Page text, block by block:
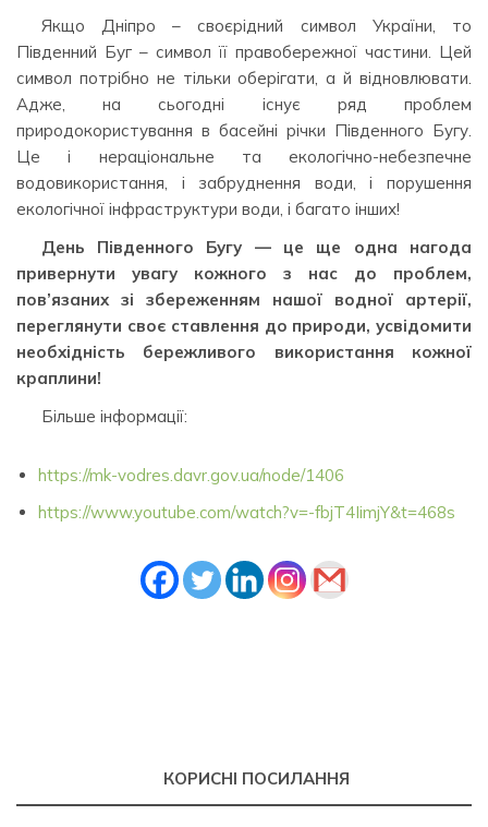
Якщо Дніпро – своєрідний символ України, то
Південний Буг – символ її правобережної частини. Цей
символ потрібно не тільки оберігати, а й відновлювати.
Адже, на сьогодні існує ряд проблем
природокористування в басейні річки Південного Бугу.
Це і нераціональне та екологічно-небезпечне
водовикористання, і забруднення води, і порушення
екологічної інфраструктури води, і багато інших!
День Південного Бугу — це ще одна нагода
привернути увагу кожного з нас до проблем,
пов’язаних зі збереженням нашої водної артерії,
переглянути своє ставлення до природи, усвідомити
необхідність бережливого використання кожної
краплини!
Більше інформації:
https://mk-vodres.davr.gov.ua/node/1406
https://www.youtube.com/watch?v=-fbjT4IimjY&t=468s
КОРИСНІ ПОСИЛАННЯ